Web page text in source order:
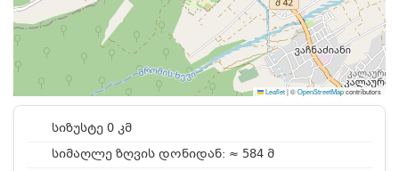
Leaflet|©OpenStreetMapcontributors
სიზუსტე 0 კმ
სიმაღლე ზღვის დონიდან: ≈ 584 მ